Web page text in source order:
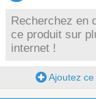
Recherchez en
ce produit sur
internet !
Ajoutez